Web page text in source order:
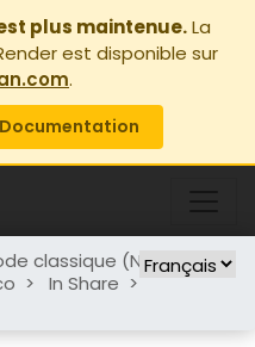
plus maintenue.La
est disponible sur
.
Documentation
classique (Non-
> In Share >